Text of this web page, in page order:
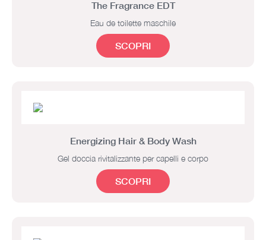
The Fragrance EDT
Eau de toilette maschile
SCOPRI
Energizing Hair & Body Wash
Gel doccia rivitalizzante per capelli e corpo
SCOPRI